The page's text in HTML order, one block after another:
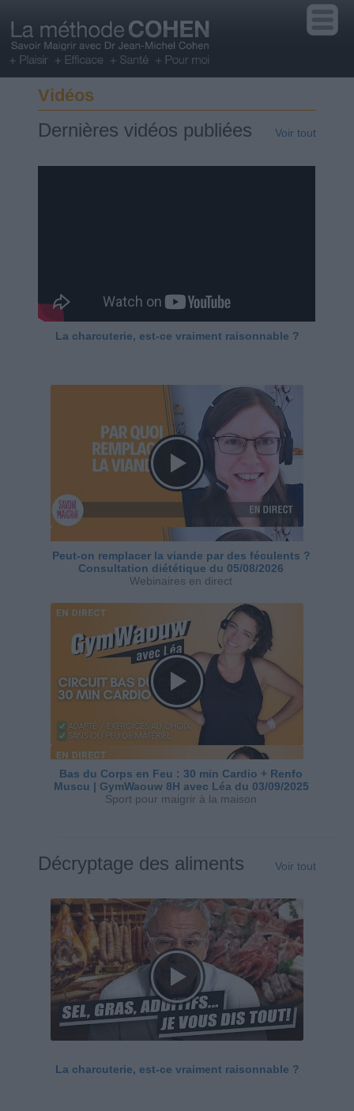
Vidéos
Dernières vidéos publiées Voir tout
La charcuterie, est-ce vraiment raisonnable ?
Peut-on remplacer la viande par des féculents ?
Consultation diététique du 05/08/2026
Webinaires en direct
Bas du Corps en Feu : 30 min Cardio + Renfo
Muscu | GymWaouw 8H avec Léa du 03/09/2025
Sport pour maigrir à la maison
Décryptage des aliments Voir tout
La charcuterie, est-ce vraiment raisonnable ?